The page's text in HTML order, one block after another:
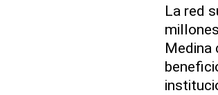
La red
Medina